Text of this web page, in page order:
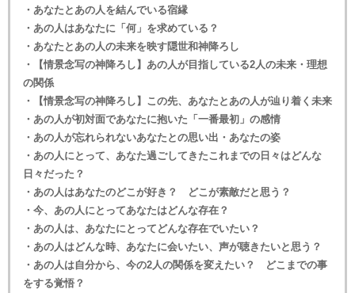
・あなたとあの人を結んでいる宿縁
・あの人はあなたに「何」を求めている？
・あなたとあの人の未来を映す隠世和神降ろし
・【情景念写の神降ろし】あの人が目指している2人の未来・理想
の関係
・【情景念写の神降ろし】この先、あなたとあの人が辿り着く未来
・あの人が初対面であなたに抱いた「一番最初」の感情
・あの人が忘れられないあなたとの思い出・あなたの姿
・あの人にとって、あなた過ごしてきたこれまでの日々はどんな
日々だった？
・あの人はあなたのどこが好き？ どこが素敵だと思う？
・今、あの人にとってあなたはどんな存在？
・あの人は、あなたにとってどんな存在でいたい？
・あの人はどんな時、あなたに会いたい、声が聴きたいと思う？
・あの人は自分から、今の2人の関係を変えたい？ どこまでの事
をする覚悟？